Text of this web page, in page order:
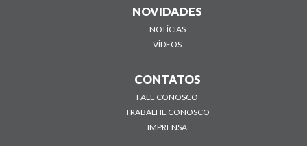
NOVIDADES
NOTÍCIAS
VÍDEOS
CONTATOS
FALE CONOSCO
TRABALHE CONOSCO
IMPRENSA